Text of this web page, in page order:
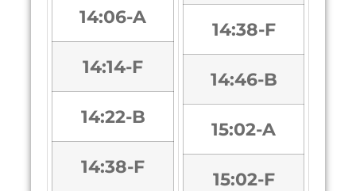
14:06-A
14:14-F
14:22-B
14:38-F
14:38-F
14:46-B
15:02-A
15:02-F